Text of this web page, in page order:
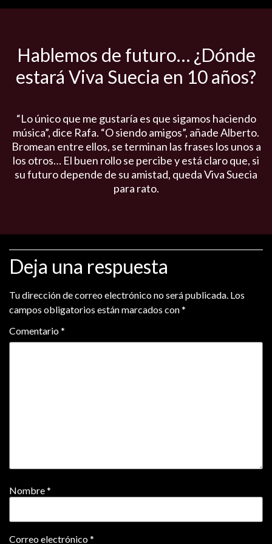
Hablemos de futuro… ¿Dónde
estará Viva Suecia en 10 años?
“Lo único que me gustaría es que sigamos haciendo
música”, dice Rafa. “O siendo amigos”, añade Alberto.
Bromean entre ellos, se terminan las frases los unos a
los otros… El buen rollo se percibe y está claro que, si
su futuro depende de su amistad, queda Viva Suecia
para rato.
Deja una respuesta
Tu dirección de correo electrónico no será publicada. Los
campos obligatorios están marcados con*
Comentario*
Nombre*
Correo electrónico*